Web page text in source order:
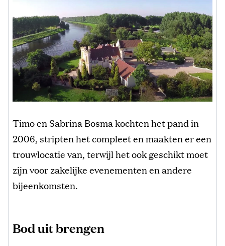
Timo en Sabrina Bosma kochten het pand in
2006, stripten het compleet en maakten er een
trouwlocatie van, terwijl het ook geschikt moet
zijn voor zakelijke evenementen en andere
bijeenkomsten.
Bod uit brengen